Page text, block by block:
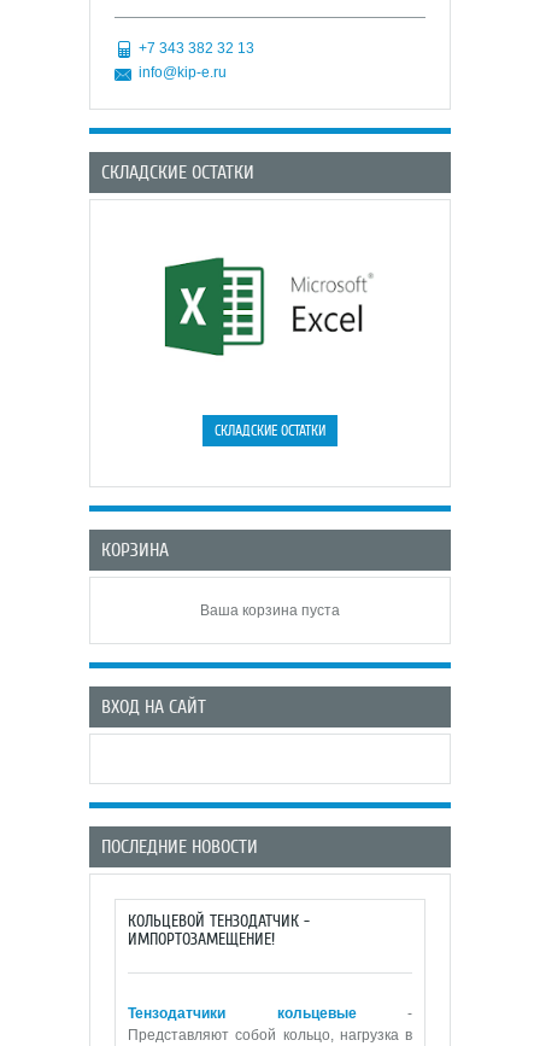
+7 343 382 32 13
info@kip-e.ru
СКЛАДСКИЕ ОСТАТКИ
КОРЗИНА
Ваша корзина пуста
ВХОД НА САЙТ
ПОСЛЕДНИЕ НОВОСТИ
КОЛЬЦЕВОЙ ТЕНЗОДАТЧИК -
ИМПОРТОЗАМЕЩЕНИЕ!
Тензодатчики кольцевые-
Представляют собой кольцо, нагрузка в